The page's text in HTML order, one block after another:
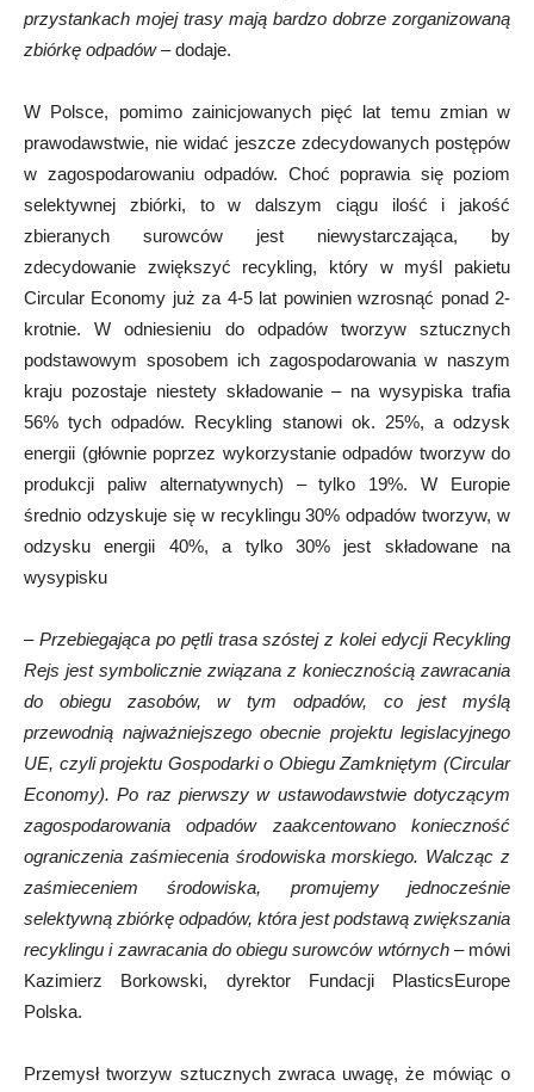
przystankach mojej trasy mają bardzo dobrze zorganizowaną
zbiórkę odpadów– dodaje.
W Polsce, pomimo zainicjowanych pięć lat temu zmian w
prawodawstwie, nie widać jeszcze zdecydowanych postępów
w zagospodarowaniu odpadów. Choć poprawia się poziom
selektywnej zbiórki, to w dalszym ciągu ilość i jakość
zbieranych surowców jest niewystarczająca, by
zdecydowanie zwiększyć recykling, który w myśl pakietu
Circular Economy już za 4-5 lat powinien wzrosnąć ponad 2-
krotnie. W odniesieniu do odpadów tworzyw sztucznych
podstawowym sposobem ich zagospodarowania w naszym
kraju pozostaje niestety składowanie – na wysypiska trafia
56% tych odpadów. Recykling stanowi ok. 25%, a odzysk
energii (głównie poprzez wykorzystanie odpadów tworzyw do
produkcji paliw alternatywnych) – tylko 19%. W Europie
średnio odzyskuje się w recyklingu 30% odpadów tworzyw, w
odzysku energii 40%, a tylko 30% jest składowane na
wysypisku
– Przebiegająca po pętli trasa szóstej z kolei edycji Recykling
Rejs jest symbolicznie związana z koniecznością zawracania
do obiegu zasobów, w tym odpadów, co jest myślą
przewodnią najważniejszego obecnie projektu legislacyjnego
UE, czyli projektu Gospodarki o Obiegu Zamkniętym (Circular
Economy). Po raz pierwszy w ustawodawstwie dotyczącym
zagospodarowania odpadów zaakcentowano konieczność
ograniczenia zaśmiecenia środowiska morskiego. Walcząc z
zaśmieceniem środowiska, promujemy jednocześnie
selektywną zbiórkę odpadów, która jest podstawą zwiększania
recyklingu i zawracania do obiegu surowców wtórnych– mówi
Kazimierz Borkowski, dyrektor Fundacji PlasticsEurope
Polska.
Przemysł tworzyw sztucznych zwraca uwagę, że mówiąc o